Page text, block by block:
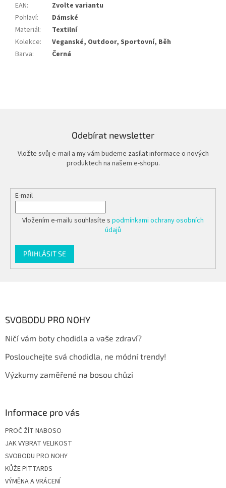
EAN:
Zvolte variantu
Pohlaví:
Dámské
Materiál:
Textilní
Kolekce:
Veganské, Outdoor, Sportovní, Běh
Barva: Černá
Odebírat newsletter
Vložte svůj e-mail a my vám budeme zasílat informace o nových
produktech na našem e-shopu.
E-mail
Vložením e-mailu souhlasíte s podmínkami ochrany osobních
údajů
PŘIHLÁSIT SE
SVOBODU PRO NOHY
Ničí vám boty chodidla a vaše zdraví?
Poslouchejte svá chodidla, ne módní trendy!
Výzkumy zaměřené na bosou chůzi
Informace pro vás
PROČ ŽÍT NABOSO
JAK VYBRAT VELIKOST
SVOBODU PRO NOHY
KŮŽE PITTARDS
VÝMĚNA A VRÁCENÍ